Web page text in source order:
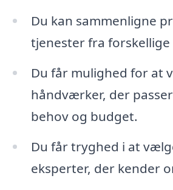
Du kan sammenligne
tjenester fra
Du får mulighed for at
håndværker, der
behov og budget.
Du får tryghed i at
eksperter, der kender